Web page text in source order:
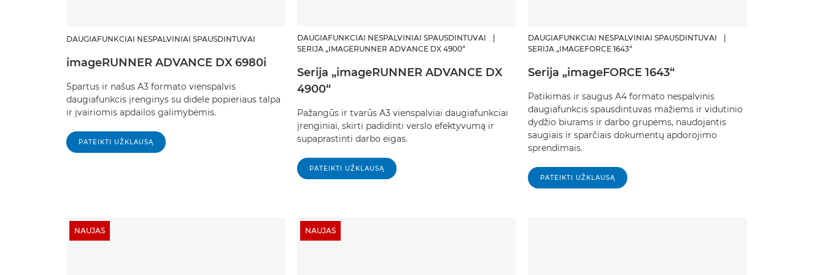
DAUGIAFUNKCIAI NESPALVINIAI SPAUSDINTUVAI
imageRUNNER ADVANCE DX 6980i
Spartus ir našus A3 formato vienspalvis
daugiafunkcis įrenginys su didele popieriaus talpa
ir įvairiomis apdailos galimybėmis.
PATEIKTI UŽKLAUSĄ
DAUGIAFUNKCIAI NESPALVINIAI SPAUSDINTUVAI
SERIJA „IMAGERUNNER ADVANCE DX 4900“
Serija „imageRUNNER ADVANCE DX
4900“
Pažangūs ir tvarūs A3 vienspalviai daugiafunkciai
įrenginiai, skirti padidinti verslo efektyvumą ir
supaprastinti darbo eigas.
PATEIKTI UŽKLAUSĄ
DAUGIAFUNKCIAI NESPALVINIAI SPAUSDINTUVAI
SERIJA „IMAGEFORCE 1643“
Serija „imageFORCE 1643“
Patikimas ir saugus A4 formato nespalvinis
daugiafunkcis spausdintuvas mažiems ir vidutinio
dydžio biurams ir darbo grupėms, naudojantis
saugiais ir sparčiais dokumentų apdorojimo
sprendimais. ​
PATEIKTI UŽKLAUSĄ
NAUJAS NAUJAS